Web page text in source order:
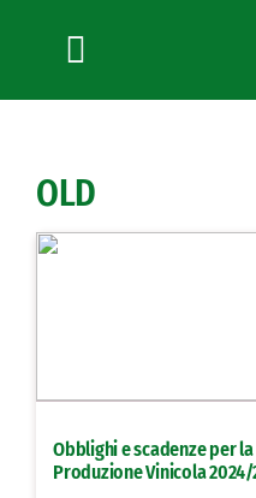
Toggle
Navigation
News
Bandi
Lavora con noi
OLD
Obblighi e scadenze per
Produzione Vinicola 2024/